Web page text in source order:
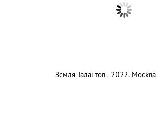
Земля Талантов - 2022. Москва